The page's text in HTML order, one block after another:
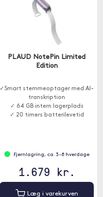
PLAUD NotePin Limited
Edition
✓Smart stemmeoptager med AI-
transkription
✓ 64 GB intern lagerplads
✓ 20 timers batterilevetid
Fjernlagring, ca. 3-8 hverdage
1.679 kr.
Læg i varekurven